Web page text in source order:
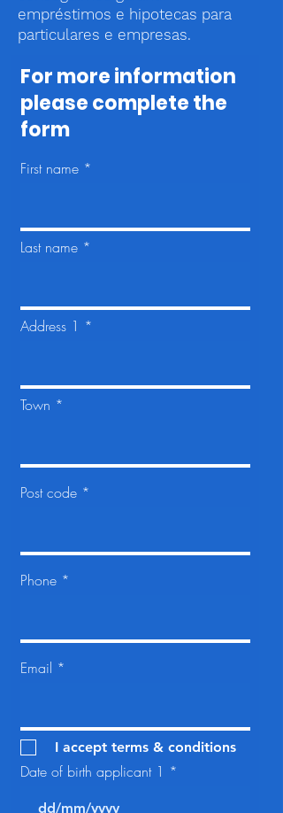
empréstimos e hipotecas para
particulares e empresas.
For more information
please complete the
form
First name
Last name
Address 1
Town
Post code
Phone
Email
I accept terms & conditions
Date of birth applicant 1